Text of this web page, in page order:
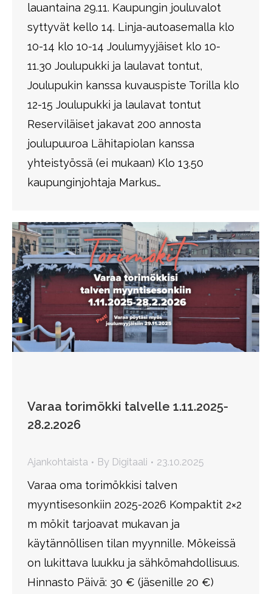
lauantaina 29.11. Kaupungin jouluvalot
syttyvät kello 14. Linja-autoasemalla klo
10-14 klo 10-14 Joulumyyjäiset klo 10-
11.30 Joulupukki ja laulavat tontut,
Joulupukin kanssa kuvauspiste Torilla klo
12-15 Joulupukki ja laulavat tontut
Reserviläiset jakavat 200 annosta
joulupuuroa Lähitapiolan kanssa
yhteistyössä (ei mukaan) Klo 13.50
kaupunginjohtaja Markus…
Varaa torimökki talvelle 1.11.2025-
28.2.2026
Ajankohtaista By Digitaali 23.10.2025
Varaa oma torimökkisi talven
myyntisesonkiin 2025-2026 Kompaktit 2×2
m mökit tarjoavat mukavan ja
käytännöllisen tilan myynnille. Mökeissä
on lukittava luukku ja sähkömahdollisuus.
Hinnasto Päivä: 30 € (jäsenille 20 €)